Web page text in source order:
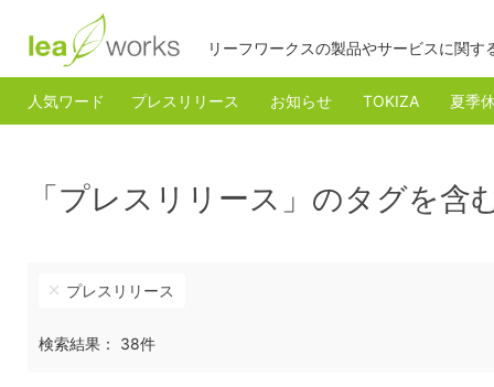
リーフワークスの製品やサービスに関
人気ワード プレスリリース お知らせ TOKIZA 夏季
「プレスリリース」のタグを含
プレスリリース
検索結果： 38件